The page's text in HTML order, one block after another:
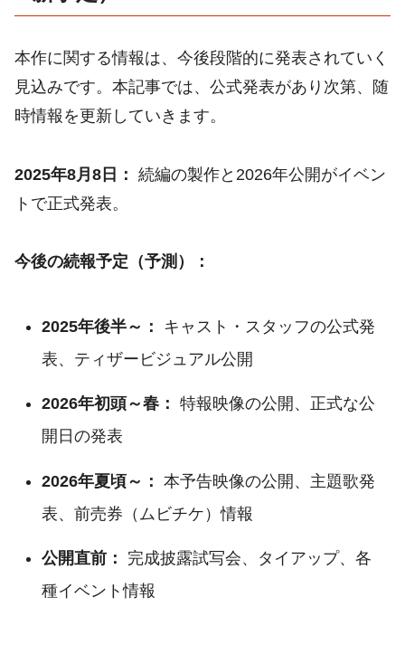
本作に関する情報は、今後段階的に発表されていく
見込みです。本記事では、公式発表があり次第、随
時情報を更新していきます。
2025年8月8日： 続編の製作と2026年公開がイベン
トで正式発表。
今後の続報予定（予測）：
2025年後半～：
キャスト・スタッフの公式発
表、ティザービジュアル公開
2026年初頭～春： 特報映像の公開、正式な公
開日の発表
2026年夏頃～： 本予告映像の公開、主題歌発
表、前売券（ムビチケ）情報
公開直前：
完成披露試写会、タイアップ、各
種イベント情報